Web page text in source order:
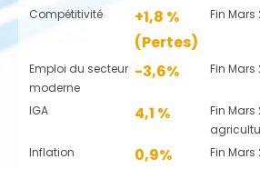
Compétitivité
+1,8 %
(Pertes)
Fin Mars
Emploi du secteur
moderne
-3,6% Fin Mars
IGA 4,1 %
Fin Mars
Inflation
0,9% Fin Mars